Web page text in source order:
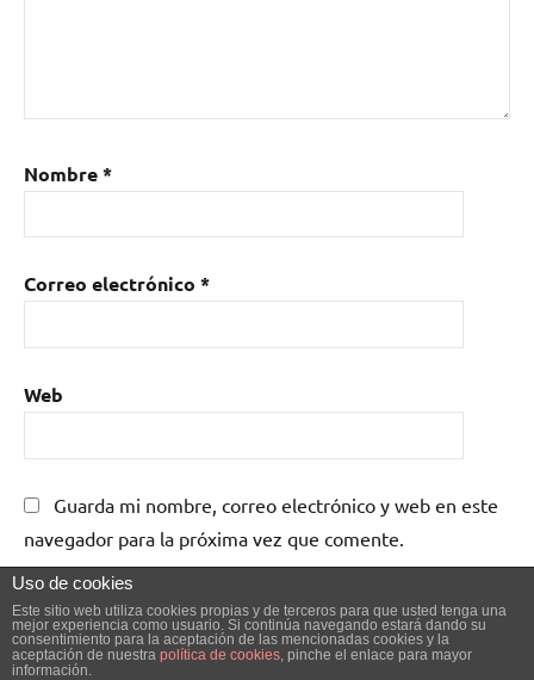
Nombre*
Correo electrónico *
Web
Guarda mi nombre, correo electrónico y web en este
navegador para la próxima vez que comente.
Uso de cookies
Este sitio web utiliza cookies propias y de terceros para que usted tenga una
mejor experiencia como usuario. Si continúa navegando estará dando su
consentimiento para la aceptación de las mencionadas cookies y la
aceptación de nuestra política de cookies, pinche el enlace para mayor
información.